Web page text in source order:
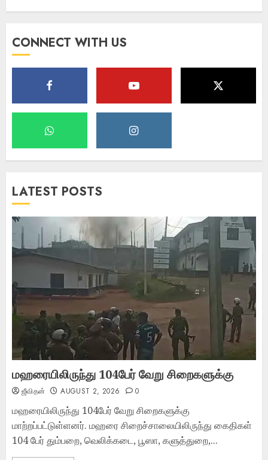
CONNECT WITH US
LATEST POSTS
மஹரையிலிருந்து 104பேர் வேறு சிறைகளுக்கு
ஜீவிதன் AUGUST 2, 2026 0
மஹரையிலிருந்து 104பேர் வேறு சிறைகளுக்கு
மாற்றப்பட்டுள்ளனர். மஹரை சிறைச்சாலையிலிருந்து கைதிகள்
104 பேர் தும்பறை, வெலிக்கடை, பூஸா, களுத்துறை,...